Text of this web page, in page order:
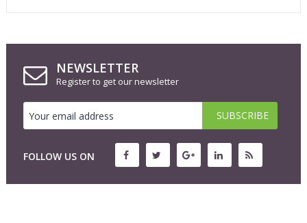
NEWSLETTER
Register to get our newsletter
FOLLOW US ON